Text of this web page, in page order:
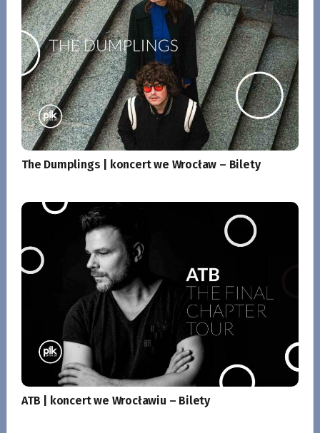
The Dumplings | koncert we Wrocław – Bilety
ATB | koncert we Wrocławiu – Bilety